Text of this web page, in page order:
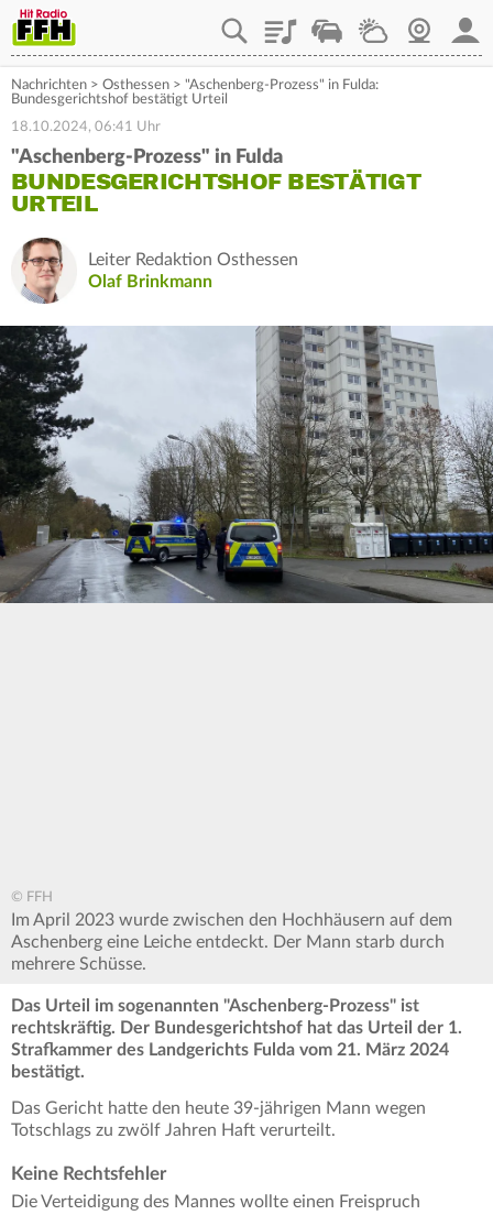
PlaylistStaupilotWetterWebcam
Nachrichten > Osthessen > "Aschenberg-Prozess" in Fulda:
Bundesgerichtshof bestätigt Urteil
18.10.2024, 06:41 Uhr
"Aschenberg-Prozess" in Fulda
BUNDESGERICHTSHOF BESTÄTIGT
URTEIL
Leiter Redaktion Osthessen
Olaf Brinkmann
© FFH
Im April 2023 wurde zwischen den Hochhäusern auf dem
Aschenberg eine Leiche entdeckt. Der Mann starb durch
mehrere Schüsse.
Das Urteil im sogenannten "Aschenberg-Prozess" ist
rechtskräftig. Der Bundesgerichtshof hat das Urteil der 1.
Strafkammer des Landgerichts Fulda vom 21. März 2024
bestätigt.
Das Gericht hatte den heute 39-jährigen Mann wegen
Totschlags zu zwölf Jahren Haft verurteilt.
Keine Rechtsfehler
Die Verteidigung des Mannes wollte einen Freispruch